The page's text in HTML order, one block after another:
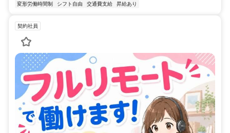
変形労働時間制 シフト自由 交通費支給 昇給あり
契約社員